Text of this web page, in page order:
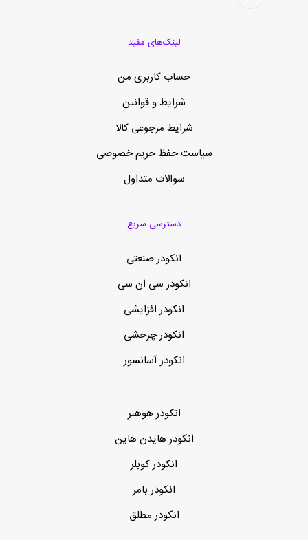
لینک‌های مفید
حساب کاربری من
شرایط و قوانین
شرایط مرجوعی کالا
سیاست حفظ حریم خصوصی
سوالات متداول
دسترسی سریع
انکودر صنعتی
انکودر سی ان سی
انکودر افزایشی
انکودر چرخشی
انکودر آسانسور
انکودر هوهنر
انکودر هایدن هاین
انکودر کوبلر
انکودر بامر
انکودر مطلق